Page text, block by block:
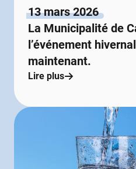
13 mars 2026
La Municipalité de
l’événement
maintenant.
Lire plus